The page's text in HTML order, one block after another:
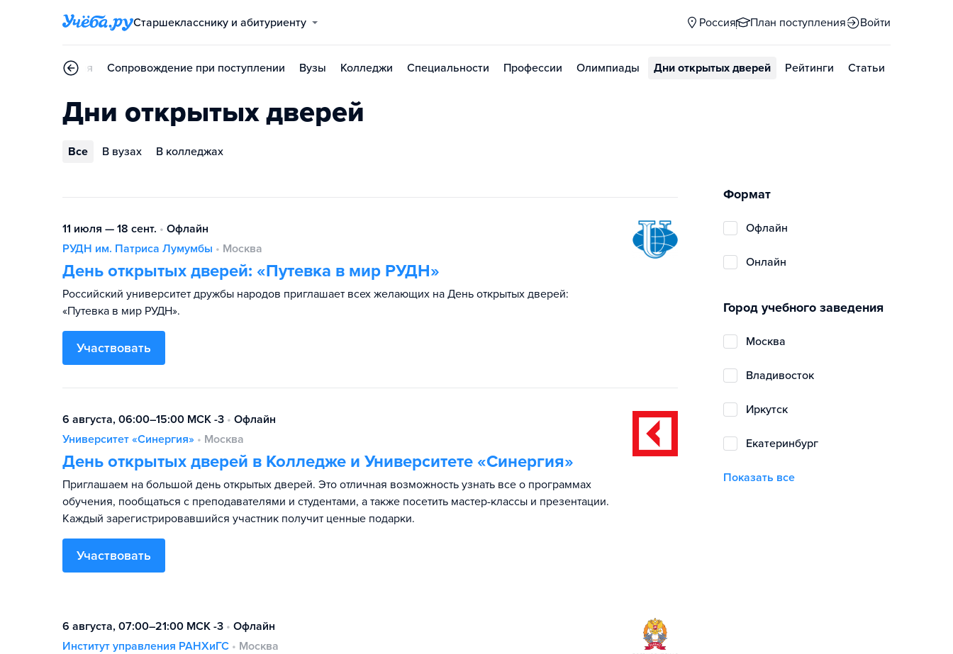
Старшекласснику и абитуриенту Россия План поступления Войти
Профориентация Сопровождение при поступлении Вузы Колледжи Специальности Профессии Олимпиады Дни открытых дверей Рейтинги Статьи
Дни открытых дверей
Все В вузах В колледжах
11 июля — 18 сент. • Офлайн
РУДН им. Патриса Лумумбы • Москва
День открытых дверей: «Путевка в мир РУДН»
Российский университет дружбы народов приглашает всех желающих на День открытых дверей:
«Путевка в мир РУДН».
Участвовать
6 августа, 06:00–15:00 МСК -3 • Офлайн
Университет «Синергия» • Москва
День открытых дверей в Колледже и Университете «Синергия»
Приглашаем на большой день открытых дверей. Это отличная возможность узнать все о программах
обучения, пообщаться с преподавателями и студентами, а также посетить мастер-классы и презентации.
Каждый зарегистрировавшийся участник получит ценные подарки.
Участвовать
6 августа, 07:00–21:00 МСК -3 • Офлайн
Институт управления РАНХиГС • Москва
Формат
Офлайн
Онлайн
Город учебного заведения
Москва
Владивосток
Иркутск
Екатеринбург
Показать все